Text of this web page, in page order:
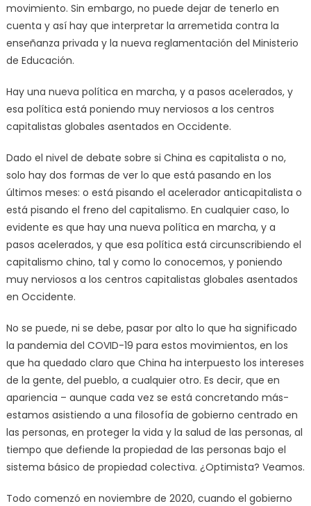
movimiento. Sin embargo, no puede dejar de tenerlo en
cuenta y así hay que interpretar la arremetida contra la
enseñanza privada y la nueva reglamentación del Ministerio
de Educación.
Hay una nueva política en marcha, y a pasos acelerados, y
esa política está poniendo muy nerviosos a los centros
capitalistas globales asentados en Occidente.
Dado el nivel de debate sobre si China es capitalista o no,
solo hay dos formas de ver lo que está pasando en los
últimos meses: o está pisando el acelerador anticapitalista o
está pisando el freno del capitalismo. En cualquier caso, lo
evidente es que hay una nueva política en marcha, y a
pasos acelerados, y que esa política está circunscribiendo el
capitalismo chino, tal y como lo conocemos, y poniendo
muy nerviosos a los centros capitalistas globales asentados
en Occidente.
No se puede, ni se debe, pasar por alto lo que ha significado
la pandemia del COVID-19 para estos movimientos, en los
que ha quedado claro que China ha interpuesto los intereses
de la gente, del pueblo, a cualquier otro. Es decir, que en
apariencia – aunque cada vez se está concretando más-
estamos asistiendo a una filosofía de gobierno centrado en
las personas, en proteger la vida y la salud de las personas, al
tiempo que defiende la propiedad de las personas bajo el
sistema básico de propiedad colectiva. ¿Optimista? Veamos.
Todo comenzó en noviembre de 2020, cuando el gobierno